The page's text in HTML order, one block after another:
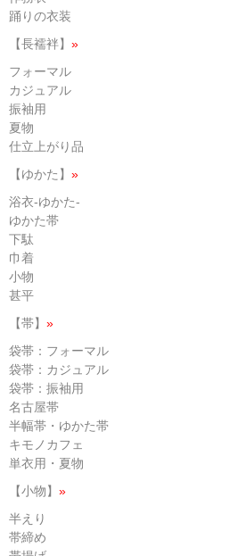
踊りの衣装
【長襦袢】 »
フォーマル
カジュアル
振袖用
夏物
仕立上がり品
【ゆかた】 »
浴衣-ゆかた-
ゆかた帯
下駄
巾着
小物
甚平
【帯】 »
袋帯：フォーマル
袋帯：カジュアル
袋帯：振袖用
名古屋帯
半幅帯・ゆかた帯
キモノカフェ
単衣用・夏物
【小物】 »
半えり
帯締め